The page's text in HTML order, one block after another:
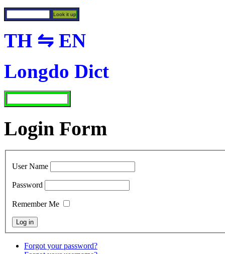
TH ⇋ EN
Longdo Dict
Login Form
User Name
Password
Remember Me
Forgot your password?